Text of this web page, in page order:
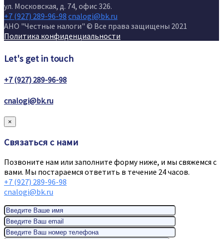
ул. Московская, д. 74, офис 326.
+7 (927) 289-96-98 cnalogi@bk.ru
АНО "Честные налоги" © Все права защищены 2021
Политика конфиденциальности
Let's get in touch
+7 (927) 289-96-98
cnalogi@bk.ru
×
Связаться с нами
Позвоните нам или заполните форму ниже, и мы свяжемся с
вами. Мы постараемся ответить в течение 24 часов.
+7 (927) 289-96-98
cnalogi@bk.ru